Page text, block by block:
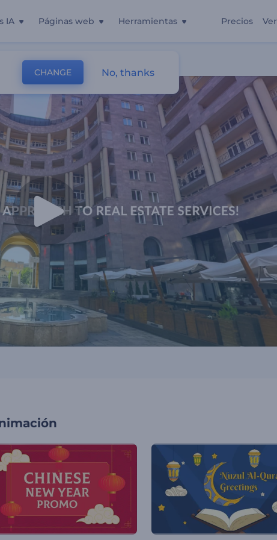
IA Páginas web Herramientas Precios Ver
CHANGE No, thanks